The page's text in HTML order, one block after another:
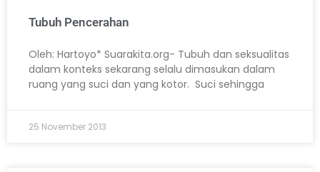
Tubuh Pencerahan
Oleh: Hartoyo* Suarakita.org- Tubuh dan seksualitas
dalam konteks sekarang selalu dimasukan dalam
ruang yang suci dan yang kotor. Suci sehingga
25 November 2013